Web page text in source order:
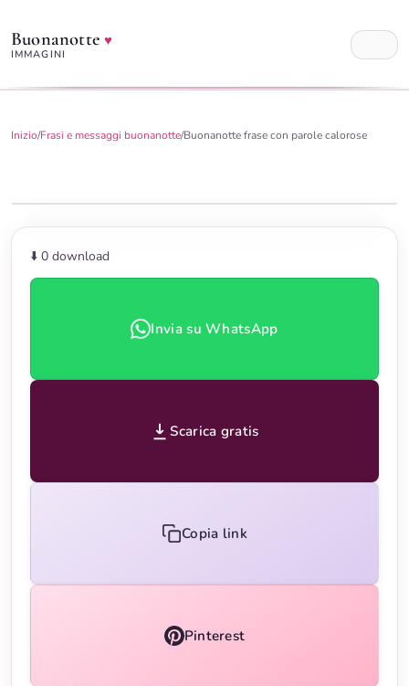
Buonanotte♥
IMMAGINI
Inizio/Frasi e messaggi buonanotte/Buonanotte frase con parole calorose
⬇️ 0 download
Invia su WhatsApp
Scarica gratis
Copia link
Pinterest